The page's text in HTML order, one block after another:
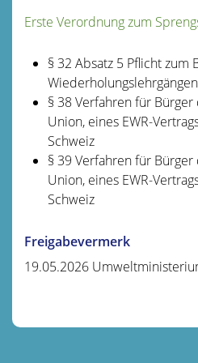
Erste Verordnung zum
§ 32 Absatz 5 Pflicht zum
Wiederholungslehrgängen
§ 38 Verfahren für
Union, eines EWR-
Schweiz
§ 39 Verfahren für
Union, eines EWR-
Schweiz
Freigabevermerk
19.05.2026